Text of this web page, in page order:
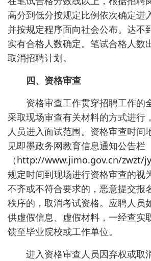
高分到低分按规定比例依次确定进
并按规定程序面向社会公布。达不
实有合格人数确定。笔试合格人数
取消招聘计划。
四、资格审查
资格审查工作贯穿招聘工作的
采取现场审查有关材料的方式进行
人员进入面试范围。资格审查时间
见即墨政务网教育信息通知公告栏
（http://www.jimo.gov.cn/zwzt/
规定时间到现场进行资格审查的视
不齐或不符合要求的，恶意提交报
秩序的，取消考试资格。应聘人员
供虚假信息、虚假材料，一经查实
馈至毕业院校或工作单位。
进入资格审查人员因弃权或取